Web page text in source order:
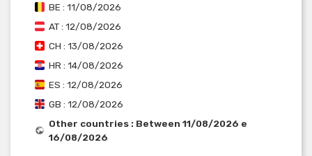
BE : 11/08/2026
AT : 12/08/2026
CH : 13/08/2026
HR : 14/08/2026
ES : 12/08/2026
GB : 12/08/2026
Other countries : Between 11/08/2026 e
16/08/2026